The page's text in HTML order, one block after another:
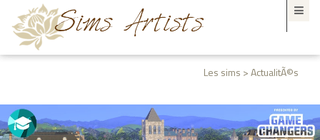
Les sims > ActualitÃ©s